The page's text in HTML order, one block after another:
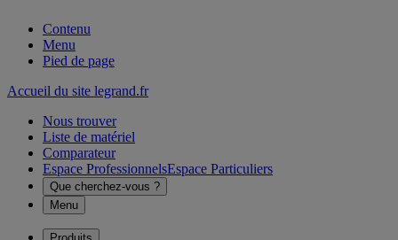
Contenu
Menu
Pied de page
Accueil du site legrand.fr
Nous trouver
Liste de matériel
Comparateur
Espace ProfessionnelsEspace Particuliers
Que cherchez-vous ?
Menu